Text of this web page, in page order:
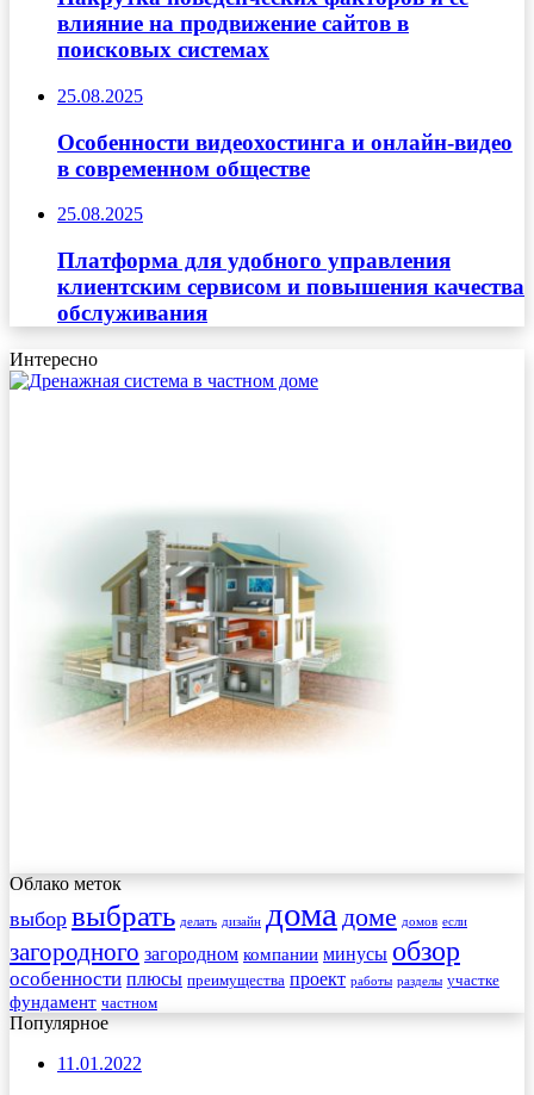
влияние на продвижение сайтов в
поисковых системах
25.08.2025
Особенности видеохостинга и онлайн-видео
в современном обществе
25.08.2025
Платформа для удобного управления
клиентским сервисом и повышения качества
обслуживания
Интересно
Облако меток
выбор выбрать делать дизайн дома доме домов если
загородного загородном компании минусы обзор
особенности плюсы преимущества проект работы разделы участке
фундамент частном
Популярное
11.01.2022